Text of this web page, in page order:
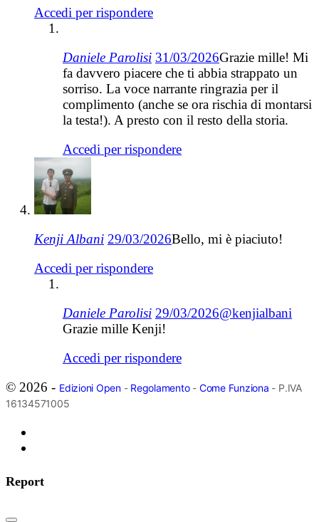
Accedi per rispondere
Daniele Parolisi 31/03/2026Grazie mille! Mi
fa davvero piacere che ti abbia strappato un
sorriso. La voce narrante ringrazia per il
complimento (anche se ora rischia di montarsi
la testa!). A presto con il resto della storia.
Accedi per rispondere
Kenji Albani 29/03/2026Bello, mi è piaciuto!
Accedi per rispondere
Daniele Parolisi 29/03/2026@kenjialbani
Grazie mille Kenji!
Accedi per rispondere
© 2026 - Edizioni Open- Regolamento- Come Funziona - P.IVA
16134571005
Report